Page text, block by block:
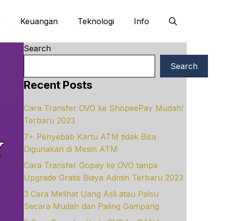
Keuangan Teknologi Info
Search
Search
Recent Posts
Cara Transfer OVO ke ShopeePay Mudah!
Terbaru 2023
7+ Penyebab Kartu ATM tidak Bisa
Digunakan di Mesin ATM
Cara Transfer Gopay ke OVO tanpa
Upgrade Gratis Biaya Admin Terbaru 2023
3 Cara Melihat Uang Asli atau Palsu
Secara Mudah dan Paling Gampang